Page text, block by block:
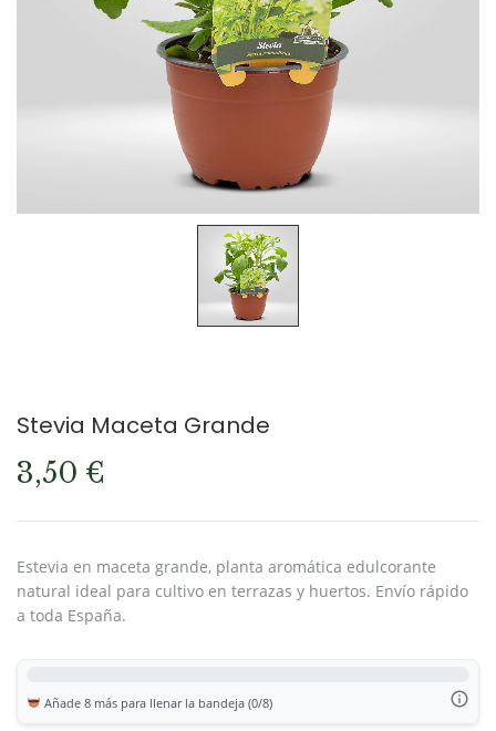
Stevia Maceta Grande
3,50 €
Estevia en maceta grande, planta aromática edulcorante
natural ideal para cultivo en terrazas y huertos. Envío rápido
a toda España.
Añade 8 más para llenar la bandeja (0/8)